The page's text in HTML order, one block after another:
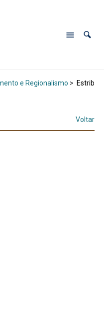
e Regionalismo > Estribo
Voltar